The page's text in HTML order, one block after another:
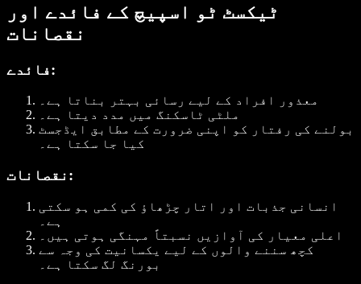
ٹیکسٹ ٹو اسپیچ کے فائدے اور
نقصانات
فائدے:
معذور افراد کے لیے رسائی بہتر بناتا ہے۔
ملٹی ٹاسکنگ میں مدد دیتا ہے۔
بولنے کی رفتار کو اپنی ضرورت کے مطابق ایڈجسٹ
کیا جا سکتا ہے۔
نقصانات:
انسانی جذبات اور اتار چڑھاؤ کی کمی ہو سکتی
ہے۔
اعلی معیار کی آوازیں نسبتاً مہنگی ہوتی ہیں۔
کچھ سننے والوں کے لیے یکسانیت کی وجہ سے
بورنگ لگ سکتا ہے۔